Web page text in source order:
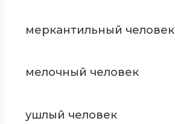
меркантильный человек
мелочный человек
ушлый человек